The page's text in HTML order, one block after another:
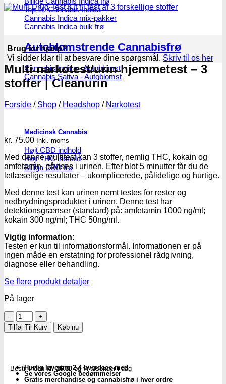
Top 10 Cannabis Indica
Cannabis Indica mix-pakker
Cannabis Indica bulk frø
Autoblomstrende Cannabisfrø
Cannabis Indica - Autoblomst
Cannabis Sativa - Autoblomst
Medicinsk Cannabis
Højt CBD indhold
Højt THC indhold
Billige CBD frø
Brug for hjælp?
Vi sidder klar til at besvare dine spørgsmål. Skriv til os her
Multi narkotest/urin hjemmetest – 3
stoffer | Cleanurin
Forside / Shop / Headshop / Narkotest
kr. 75.00 Inkl. moms
Med denne multitest kan 3 stoffer, nemlig THC, kokain og
amfetamin, påvises i urinen. Efter blot 5 minutter får du de
letlæselige resultater – ukomplicerede, pålidelige og hurtige.
Med denne test kan urinen nemt testes for rester og
nedbrydningsprodukter i urinen. Denne test har
detektionsgrænser (standard) på: amfetamin 1000 ng/ml;
kokain 300 ng/ml; THC 50ng/ml.
Vigtig information:
Testen er kun til informationsformål. Informationen er på
ingen måde en erstatning for professionel rådgivning,
diagnose eller behandling.
Se flere produkt detaljer
På lager
Multi
narkotest/urin
hjemmetest
|
Cleanurin
Tilføj Til Kurv Køb nu
Bestil indenkl. 16.00og vi afsender i dag
Hurtig levering 2-4 hverdage med
Se vores Google bedømmelser
Gratis merchandise og cannabisfrø i hver ordre